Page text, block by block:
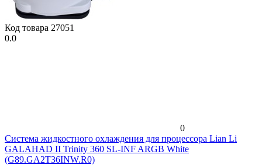
Код товара 27051
0.0
0
Система жидкостного охлаждения для процессора Lian Li
GALAHAD II Trinity 360 SL-INF ARGB White
(G89.GA2T36INW.R0)